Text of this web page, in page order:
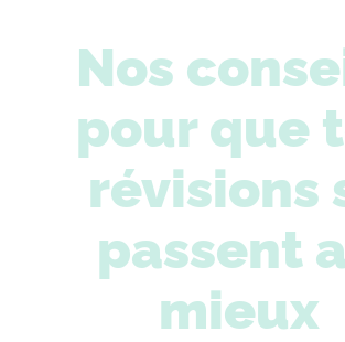
Nos
pour que
révisions
passent
mieux